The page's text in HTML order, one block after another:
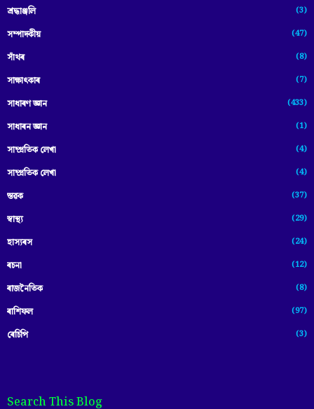
শ্ৰদ্ধাঞ্জলি (3)
সম্পাদকীয় (47)
সাঁথৰ (8)
সাক্ষাৎকাৰ (7)
সাধাৰণ জ্ঞান (433)
সাধাৰন জ্ঞান (1)
সাম্প্রতিক লেখা (4)
সাম্প্ৰতিক লেখা (4)
স্তৱক (37)
স্বাস্থ্য (29)
হাস্যৰস (24)
ৰচনা (12)
ৰাজনৈতিক (8)
ৰাশিফল (97)
ৰেচিপি (3)
Search This Blog